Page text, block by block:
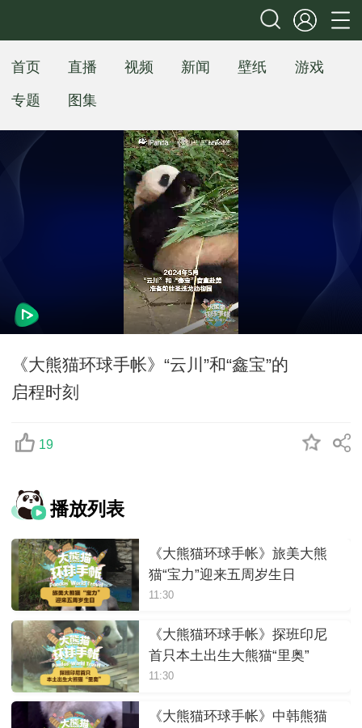
首页 直播 视频 新闻 壁纸
游戏
专题
图集
《大熊猫环球手帐》“云川”和“鑫宝”的
启程时刻
19
播放列表
《大熊猫环球手帐》旅美大熊
猫“宝力”迎来五周岁生日
11:30
《大熊猫环球手帐》探班印尼
首只本土出生大熊猫“里奥”
11:30
《大熊猫环球手帐》中韩熊猫